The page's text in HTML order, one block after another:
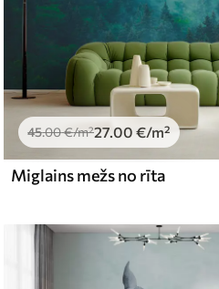
45.00€/m²27 .00 €/m²
Miglains mežs no rīta